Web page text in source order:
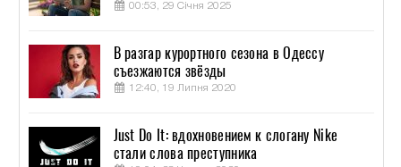
00:53, 29 Січня 2025
В разгар курортного сезона в Одессу
съезжаются звёзды
12:40, 19 Липня 2020
Just Do It: вдохновением к слогану Nike
стали слова преступника